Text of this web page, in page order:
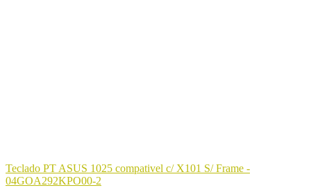
Teclado PT ASUS 1025 compativel c/ X101 S/ Frame -
04GOA292KPO00-2